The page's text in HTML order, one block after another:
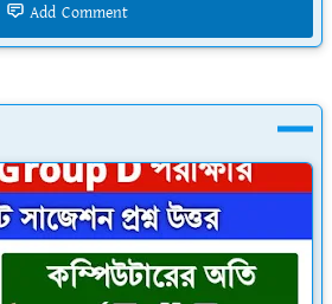
Add Comment